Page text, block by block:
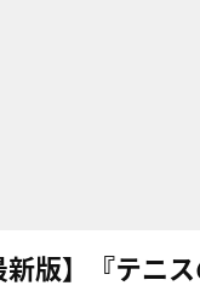
新版】『テニ